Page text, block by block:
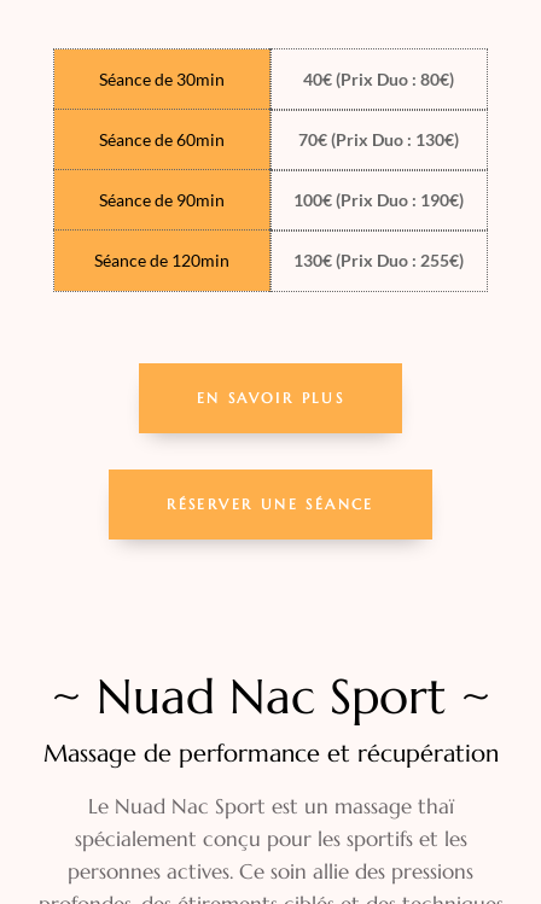
Séance de 30min
Séance de 60min
Séance de 90min
Séance de 120min
40€ (Prix Duo : 80€)
70€ (Prix Duo : 130€)
100€ (Prix Duo : 190€)
130€ (Prix Duo : 255€)
EN SAVOIR PLUS
RÉSERVER UNE SÉANCE
~ Nuad Nac Sport ~
Massage de performance et récupération
Le Nuad Nac Sport est un massage thaï
spécialement conçu pour les sportifs et les
personnes actives. Ce soin allie des pressions